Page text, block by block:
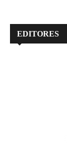
EDITORES